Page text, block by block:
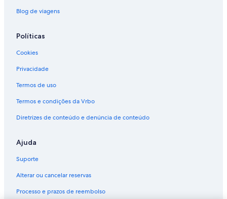
Blog de viagens
Políticas
Cookies
Privacidade
Termos de uso
Termos e condições da Vrbo
Diretrizes de conteúdo e denúncia de conteúdo
Ajuda
Suporte
Alterar ou cancelar reservas
Processo e prazos de reembolso